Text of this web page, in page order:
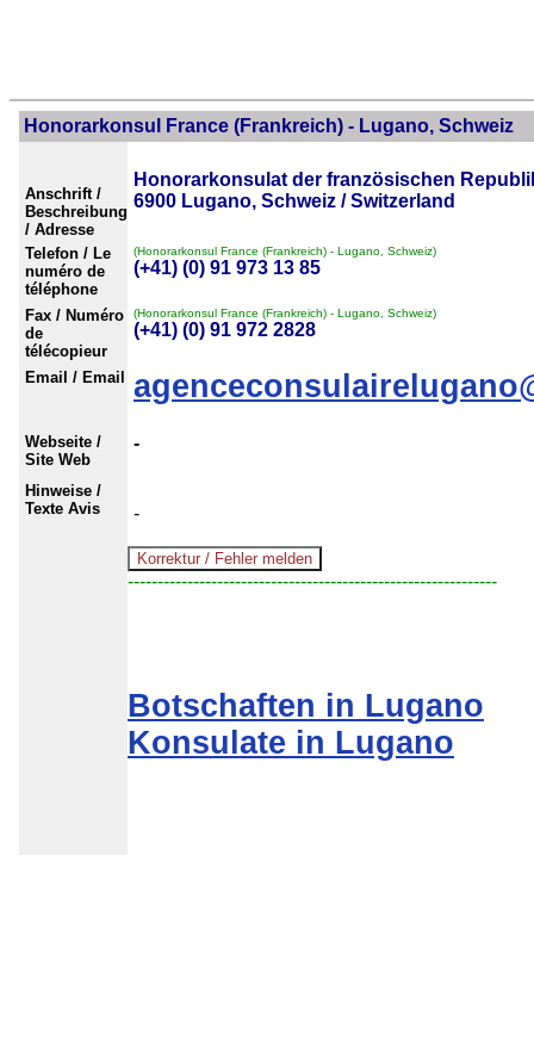
Honorarkonsul France (Frankreich) - Lugano, Schweiz
Anschrift /
Beschreibung
/ Adresse
Honorarkonsulat der französischen
6900 Lugano, Schweiz / Switzerland
Telefon / Le
numéro de
téléphone
(Honorarkonsul France (Frankreich) - Lugano, Schweiz)
(+41) (0) 91 973 13 85
Fax / Numéro
de
télécopieur
(Honorarkonsul France (Frankreich) - Lugano, Schweiz)
(+41) (0) 91 972 2828
Email / Email
Webseite /
Site Web
-
Hinweise /
Texte Avis
-
--------------------------------------------------------------
Botschaften in Lugano
Konsulate in Lugano